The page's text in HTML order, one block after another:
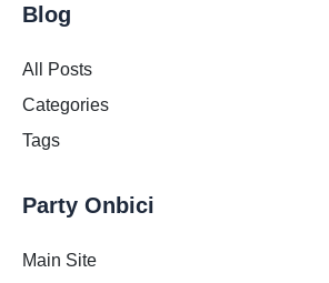
Blog
All Posts
Categories
Tags
Party Onbici
Main Site